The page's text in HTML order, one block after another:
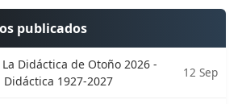
publicados
Didáctica de Otoño 2026 -
1927-2027
12 Sep